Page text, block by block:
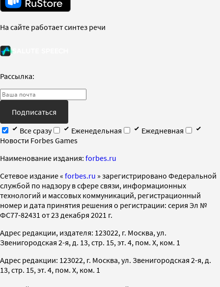
На сайте работает синтез речи
Рассылка:
Подписаться
Все сразу
Еженедельная
Ежедневная
Новости Forbes Games
Наименование издания: forbes.ru
Cетевое издание « forbes.ru » зарегистрировано Федеральной
службой по надзору в сфере связи, информационных
технологий и массовых коммуникаций, регистрационный
номер и дата принятия решения о регистрации: серия Эл №
ФС77-82431 от 23 декабря 2021 г.
Адрес редакции, издателя: 123022, г. Москва, ул.
Звенигородская 2-я, д. 13, стр. 15, эт. 4, пом. X, ком. 1
Адрес редакции: 123022, г. Москва, ул. Звенигородская 2-я, д.
13, стр. 15, эт. 4, пом. X, ком. 1